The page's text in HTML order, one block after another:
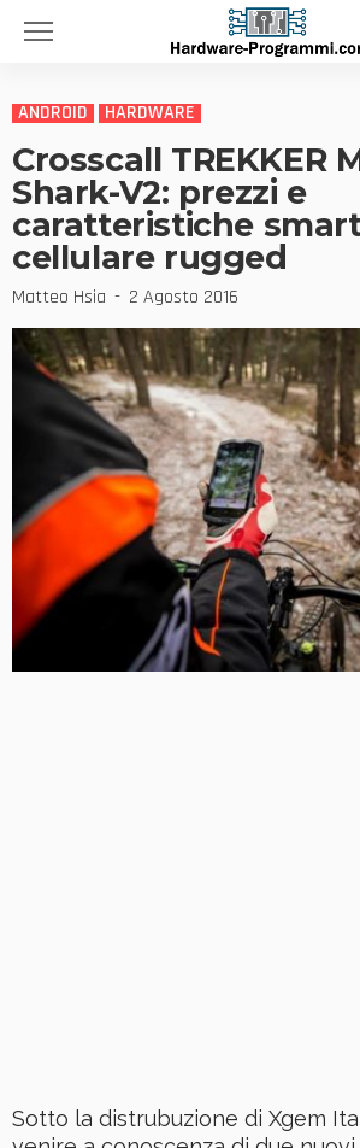
ANDROID HARDWARE
Crosscall TREKKER
Shark-V2: prezzi e
caratteristiche
cellulare rugged
Matteo Hsia 2 Agosto 2016
Sotto la distrubuzione di Xgem